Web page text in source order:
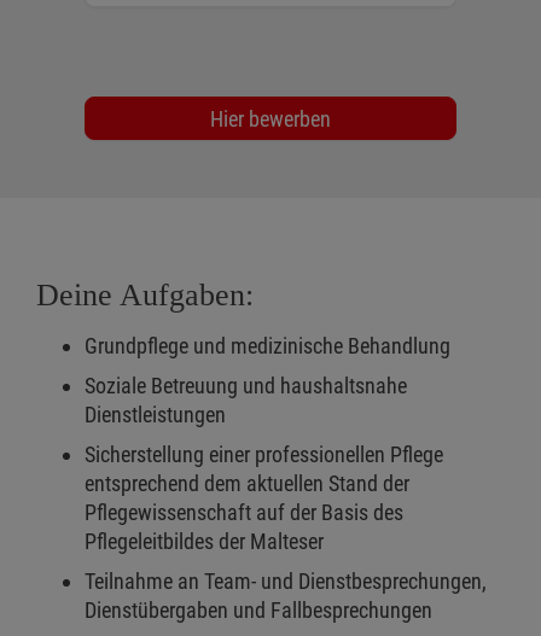
Hier bewerben
Deine Aufgaben:
Grundpflege und medizinische Behandlung
Soziale Betreuung und haushaltsnahe
Dienstleistungen
Sicherstellung einer professionellen Pflege
entsprechend dem aktuellen Stand der
Pflegewissenschaft auf der Basis des
Pflegeleitbildes der Malteser
Teilnahme an Team- und Dienstbesprechungen,
Dienstübergaben und Fallbesprechungen